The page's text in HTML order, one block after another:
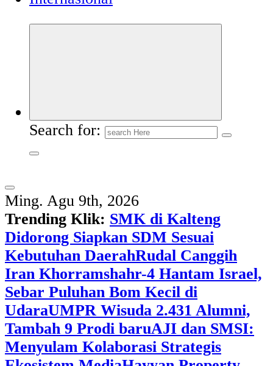
Search for:
Ming. Agu 9th, 2026
Trending Klik: SMK di Kalteng
Didorong Siapkan SDM Sesuai
Kebutuhan DaerahRudal Canggih
Iran Khorramshahr-4 Hantam Israel,
Sebar Puluhan Bom Kecil di
UdaraUMPR Wisuda 2.431 Alumni,
Tambah 9 Prodi baruAJI dan SMSI:
Menyulam Kolaborasi Strategis